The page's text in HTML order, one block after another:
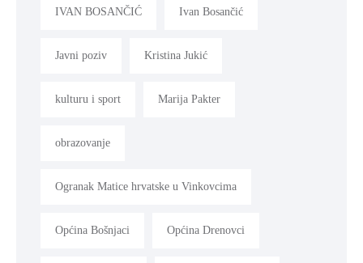
IVAN BOSANČIĆ Ivan Bosančić
Javni poziv Kristina Jukić
kulturu i sport Marija Pakter
obrazovanje
Ogranak Matice hrvatske u Vinkovcima
Općina Bošnjaci Općina Drenovci